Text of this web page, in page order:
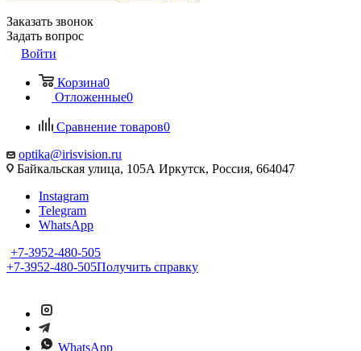
Заказать звонок
Задать вопрос
Войти
Корзина0
Отложенные0
Сравнение товаров0
optika@irisvision.ru
Байкальская улица, 105А Иркутск, Россия, 664047
Instagram
Telegram
WhatsApp
+7-3952-480-505
+7-3952-480-505Получить справку
WhatsApp